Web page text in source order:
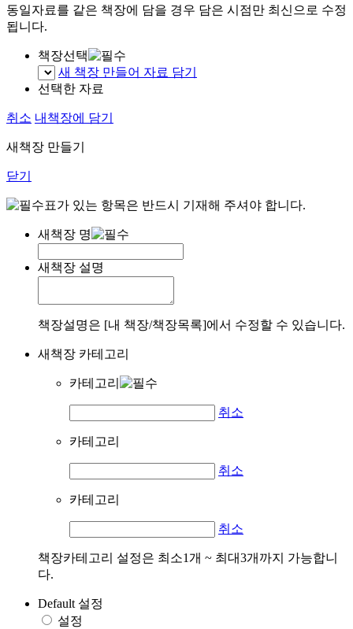
동일자료를 같은 책장에 담을 경우 담은 시점만 최신으로 수정
됩니다.
책장선택
새 책장 만들어 자료 담기
선택한 자료
취소 내책장에 담기
새책장 만들기
닫기
표가 있는 항목은 반드시 기재해 주셔야 합니다.
새책장 명
새책장 설명
책장설명은 [내 책장/책장목록]에서 수정할 수 있습니다.
새책장 카테고리
카테고리
취소
카테고리
취소
카테고리
취소
책장카테고리 설정은 최소1개 ~ 최대3개까지 가능합니
다.
Default 설정
설정